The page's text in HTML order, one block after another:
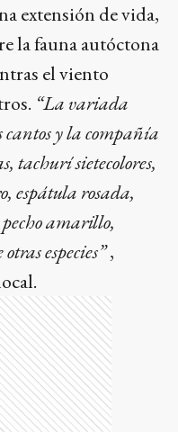
extensión de vida,
la fauna autóctona
el viento
“La variada
y la compañía
tachurí sietecolores,
espátula rosada,
amarillo,
especies”,